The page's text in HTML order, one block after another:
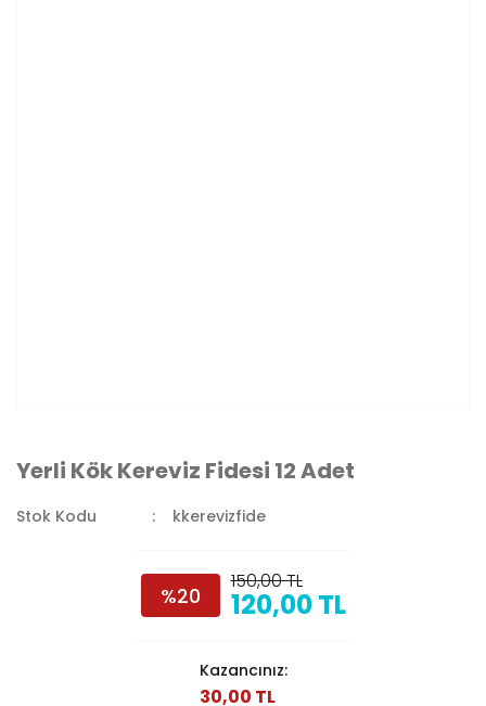
Yerli Kök Kereviz Fidesi 12 Adet
Stok Kodu kkerevizfide
%20
150,00 TL
120,00 TL
Kazancınız:
30,00 TL